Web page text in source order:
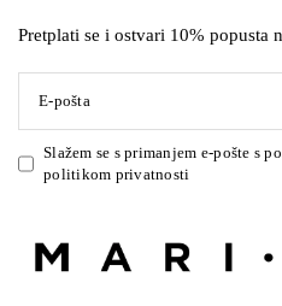
Pretplati se i ostvari 10% popusta
E-pošta
Slažem se s primanjem e-pošte s
politikom privatnosti